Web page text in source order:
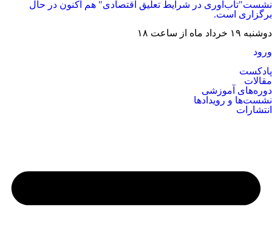
نشست"تاب‌آوری در شرایط تعلیق اقتصادی" هم اکنون در حال
برگزاری است.
دوشنبه ۱۹ خرداد ماه از ساعت ۱۸
ورود
پادکست
مقالات
دوره‌های آموزشی
نشست‌ها و رویدادها
انتشارات